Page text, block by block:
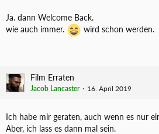
Ja. dann Welcome Back.
wie auch immer.
wird schon werden.
Film Erraten
Jacob Lancaster 16. April 2019
Ich habe mir geraten, auch wenn es nur
Aber, ich lass es dann mal sein.